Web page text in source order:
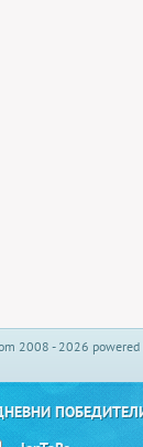
2008 - 2026 powered